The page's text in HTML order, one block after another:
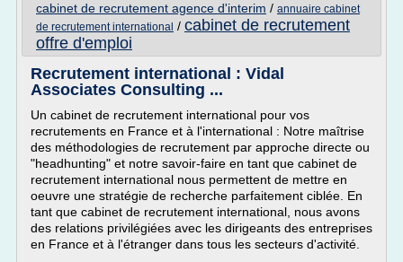
cabinet de recrutement agence d'interim / annuaire cabinet
de recrutement international / cabinet de recrutement
offre d'emploi
Recrutement international : Vidal
Associates Consulting ...
Un cabinet de recrutement international pour vos
recrutements en France et à l'international : Notre maîtrise
des méthodologies de recrutement par approche directe ou
"headhunting" et notre savoir-faire en tant que cabinet de
recrutement international nous permettent de mettre en
oeuvre une stratégie de recherche parfaitement ciblée. En
tant que cabinet de recrutement international, nous avons
des relations privilégiées avec les dirigeants des entreprises
en France et à l'étranger dans tous les secteurs d'activité.